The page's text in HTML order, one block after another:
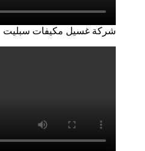
شركة غسيل مكيفات سبليت